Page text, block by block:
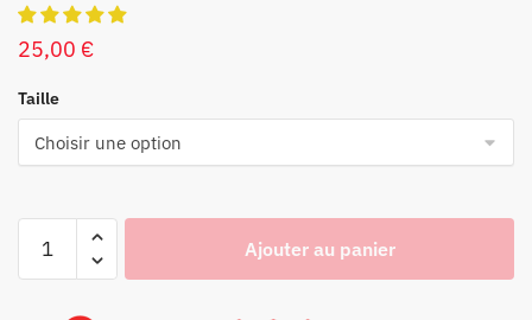
25,00 €
Taille
Ajouter au panier